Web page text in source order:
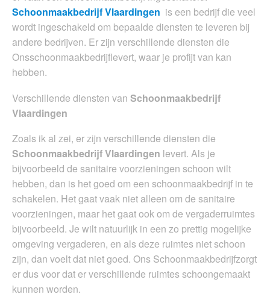
Schoonmaakbedrijf Vlaardingen is een bedrijf die veel
wordt ingeschakeld om bepaalde diensten te leveren bij
andere bedrijven. Er zijn verschillende diensten die
Onsschoonmaakbedrijflevert, waar je profijt van kan
hebben.
Verschillende diensten van Schoonmaakbedrijf
Vlaardingen
Zoals ik al zei, er zijn verschillende diensten die
Schoonmaakbedrijf Vlaardingen levert. Als je
bijvoorbeeld de sanitaire voorzieningen schoon wilt
hebben, dan is het goed om een schoonmaakbedrijf in te
schakelen. Het gaat vaak niet alleen om de sanitaire
voorzieningen, maar het gaat ook om de vergaderruimtes
bijvoorbeeld. Je wilt natuurlijk in een zo prettig mogelijke
omgeving vergaderen, en als deze ruimtes niet schoon
zijn, dan voelt dat niet goed. Ons Schoonmaakbedrijfzorgt
er dus voor dat er verschillende ruimtes schoongemaakt
kunnen worden.